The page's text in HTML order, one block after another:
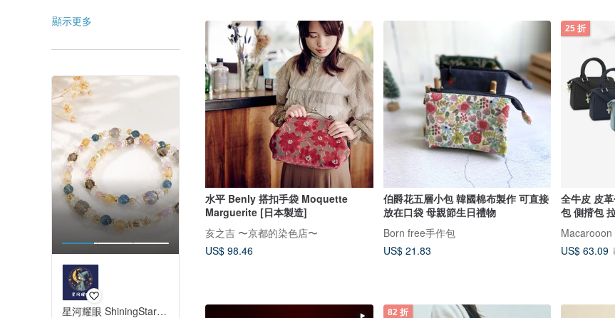
顯示更多
星河耀眼 ShiningStar | 天然石飾品
水平 Benly 搭扣手袋 Moquette
Marguerite [日本製造]
亥之吉 〜京都的染色店〜
US$ 98.46
伯爵花五層小包 韓國棉布製作 可直接
放在口袋 母親節生日禮物
Born free手作包
US$ 21.83
25 折
全牛皮 皮
包 側揹包
Macarooon
US$ 63.09
82 折